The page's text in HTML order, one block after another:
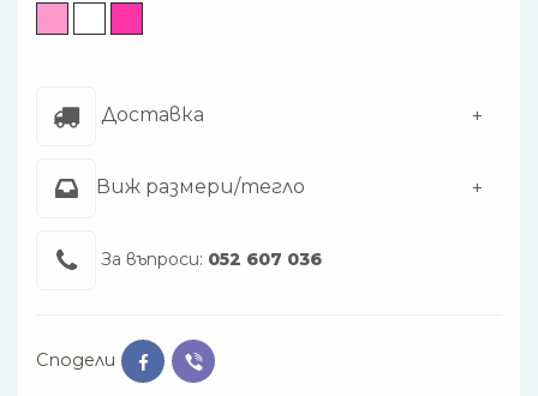
Доставка
Виж размери/тегло
За въпроси: 052 607 036
Сподели